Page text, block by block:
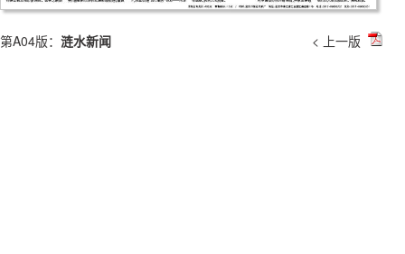
第A04版： 涟水新闻 < 上一版